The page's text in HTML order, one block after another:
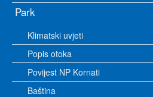
Park
Klimatski uvjeti
Popis otoka
Povijest NP Kornati
Baština